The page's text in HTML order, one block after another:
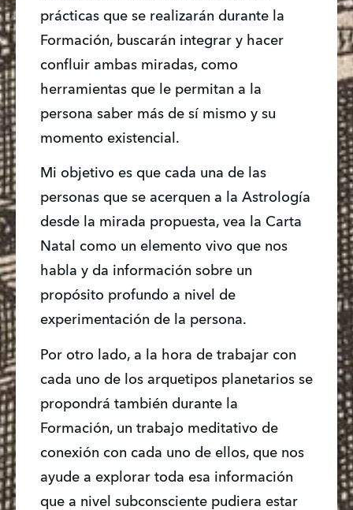
prácticas que se realizarán durante la
Formación, buscarán integrar y hacer
confluir ambas miradas, como
herramientas que le permitan a la
persona saber más de sí mismo y su
momento existencial.
Mi objetivo es que cada una de las
personas que se acerquen a la Astrología
desde la mirada propuesta, vea la Carta
Natal como un elemento vivo que nos
habla y da información sobre un
propósito profundo a nivel de
experimentación de la persona.
Por otro lado, a la hora de trabajar con
cada uno de los arquetipos planetarios se
propondrá también durante la
Formación, un trabajo meditativo de
conexión con cada uno de ellos, que nos
ayude a explorar toda esa información
que a nivel subconsciente pudiera estar